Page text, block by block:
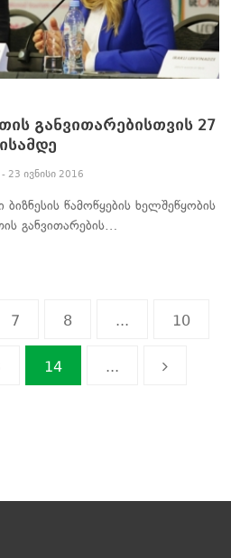
განვითარებისთვის 27
23 ივნისი 2016
წამოწყების ხელშეწყობის
განვითარების…
7 8 ... 10
14 ...